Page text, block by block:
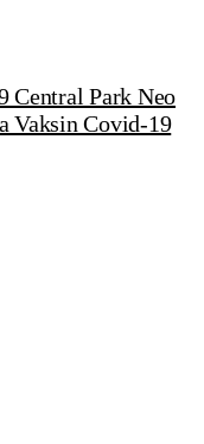
Central Park Neo
Vaksin Covid-19